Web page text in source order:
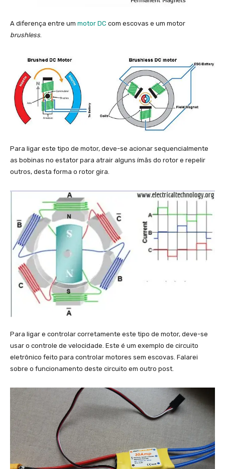
A diferença entre um motor DC com escovas e um motor
brushless
Para ligar este tipo de motor, deve-se acionar sequencialmente
as bobinas no estator para atrair alguns ímãs do rotor e repelir
outros, desta forma o rotor gira.
Para ligar e controlar corretamente este tipo de motor, deve-se
usar o controle de velocidade. Este é um exemplo de circuito
eletrônico feito para controlar motores sem escovas. Falarei
sobre o funcionamento deste circuito em outro post.